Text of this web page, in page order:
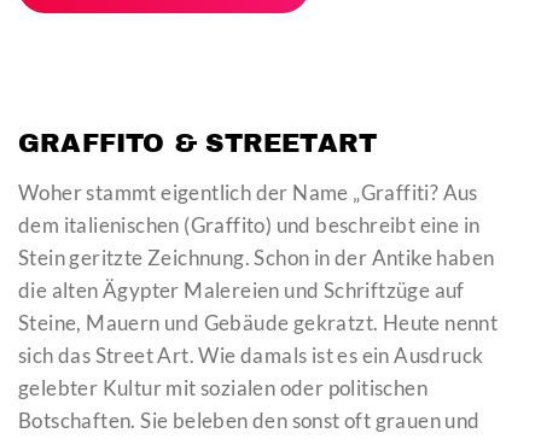
GRAFFITO & STREETART
Woher stammt eigentlich der Name „Graffiti? Aus
dem italienischen (Graffito) und beschreibt eine in
Stein geritzte Zeichnung.Schon in der Antikehaben
die altenÄgypter Malereien und Schriftzügeauf
Steine, Mauern und Gebäude gekratzt. Heute nennt
sich dasStreet Art. Wie damals ist es ein Ausdruck
gelebter Kultur mit sozialen oder politischen
Botschaften. Sie beleben den sonst oft grauen und